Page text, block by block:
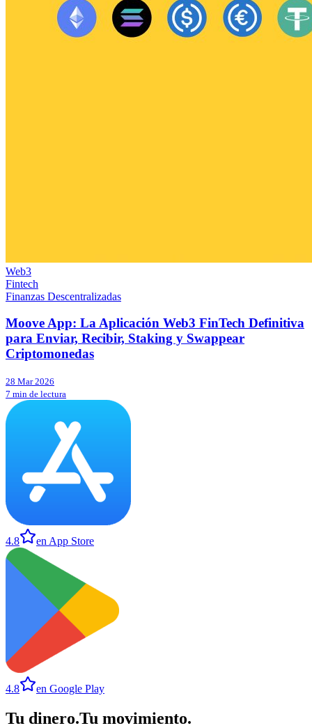
Web3
Fintech
Finanzas Descentralizadas
Moove App: La Aplicación Web3 FinTech Definitiva
para Enviar, Recibir, Staking y Swappear
Criptomonedas
28 Mar 2026
7 min de lectura
4.8 en App Store
4.8 en Google Play
Tu dinero.Tu movimiento.